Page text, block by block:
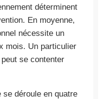
déterminent
En moyenne,
nécessite un
mois. Un particulier
se contenter
déroule en quatre